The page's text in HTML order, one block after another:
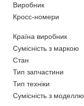
Виробник
Кросс-номери
Країна виробник
Сумісність з маркою
Стан
Тип запчастини
Тип техніки
Сумісність з моделлю